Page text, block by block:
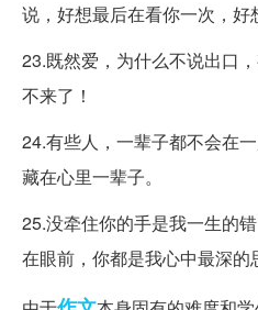
说，好想最后在看你一次，好
23.既然爱，为什么不说出口
不来了！
24.有些人，一辈子都不会在
藏在心里一辈子。
25.没牵住你的手是我一生的
在眼前，你都是我心中最深的